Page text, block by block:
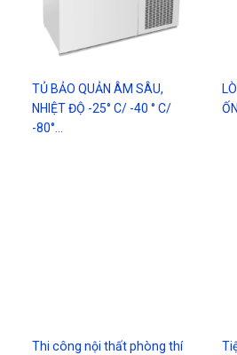
TỦ BẢO QUẢN ÂM SÂU,
NHIỆT ĐỘ -25° C/ -40 ° C/
-80°…
Thi công nội thất phòng thí